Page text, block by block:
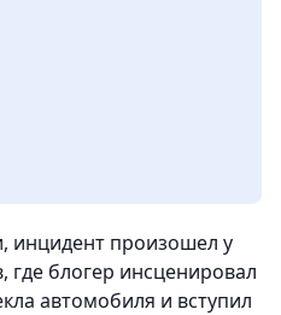
произошел у
где блогер инсценировал
автомобиля и вступил